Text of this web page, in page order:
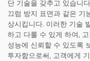
단 기술을 갖추고 있습니
끄럼 방지 표면과 같은 기
상시킵니다. 이러한 기술
하고 다룰 수 있게 하여,
성능에 신뢰할 수 있도록
투자함으로써, 고객에게